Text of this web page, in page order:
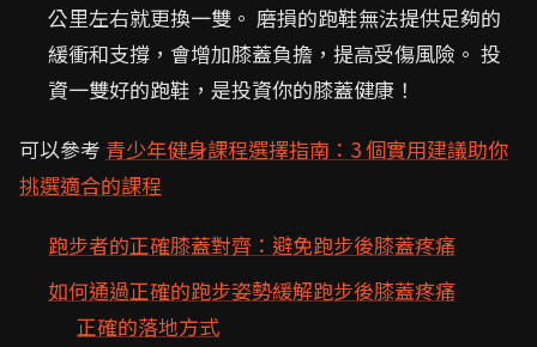
公里左右就更換一雙。 磨損的跑鞋無法提供足夠的
緩衝和支撐，會增加膝蓋負擔，提高受傷風險。 投
資一雙好的跑鞋，是投資你的膝蓋健康！
可以參考 青少年健身課程選擇指南：3 個實用建議助你
挑選適合的課程
跑步者的正確膝蓋對齊：避免跑步後膝蓋疼痛
如何通過正確的跑步姿勢緩解跑步後膝蓋疼痛
正確的落地方式